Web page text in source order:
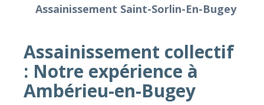
Assainissement Saint-Sorlin-En-Bugey
Assainissement collectif
: Notre expérience à
Ambérieu-en-Bugey